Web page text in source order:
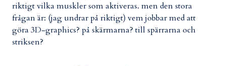
riktigt vilka muskler som aktiveras. men den stora
frågan är: (jag undrar på riktigt) vem jobbar med att
göra 3D-graphics? på skärmarna? till spärrarna och
striksen?